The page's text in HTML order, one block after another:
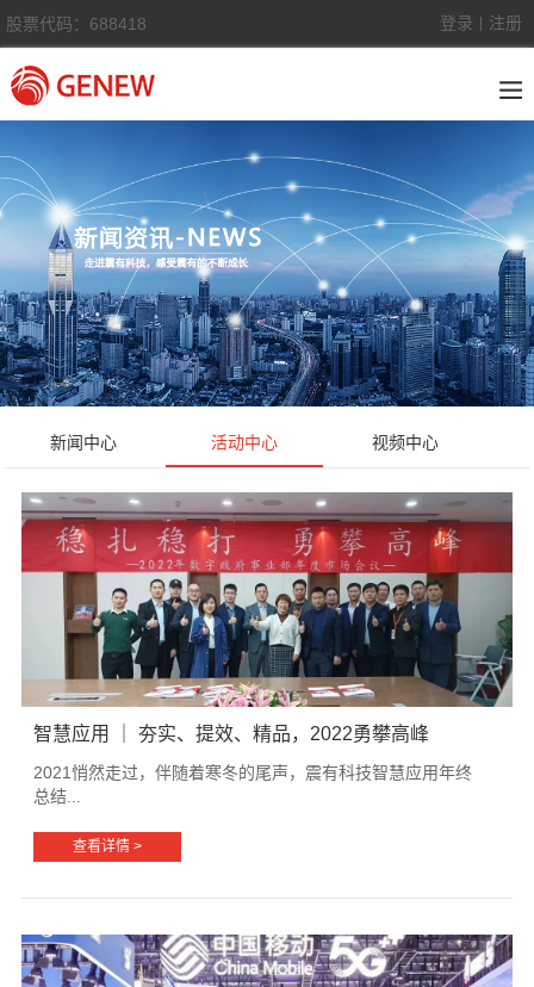
股票代码：688418 登录 注册
新闻中心 活动中心 视频中心
智慧应用 ｜ 夯实、提效、精品，2022勇攀高峰
2021悄然走过，伴随着寒冬的尾声，震有科技智慧应用年终
总结...
查看详情 >